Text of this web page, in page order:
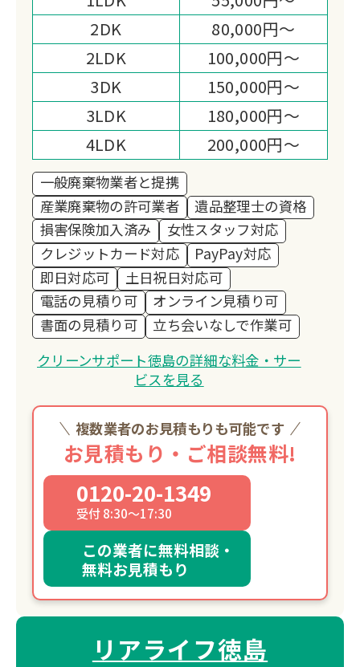
2DK
80,000円～
2LDK
100,000円～
3DK
150,000円～
3LDK
180,000円～
4LDK
200,000円～
一般廃棄物業者と提携
産業廃棄物の許可業者
遺品整理士の資格
損害保険加入済み
女性スタッフ対応
クレジットカード対応
PayPay対応
即日対応可
土日祝日対応可
電話の見積り可
オンライン見積り可
書面の見積り可
立ち会いなしで作業可
クリーンサポート徳島の詳細な料金・サー
ビスを見る
複数業者のお見積もりも可能です
お見積もり・ご相談無料!
0120-20-1349
受付 8:30～17:30
この業者に無料相談・
無料お見積もり
リアライフ徳島